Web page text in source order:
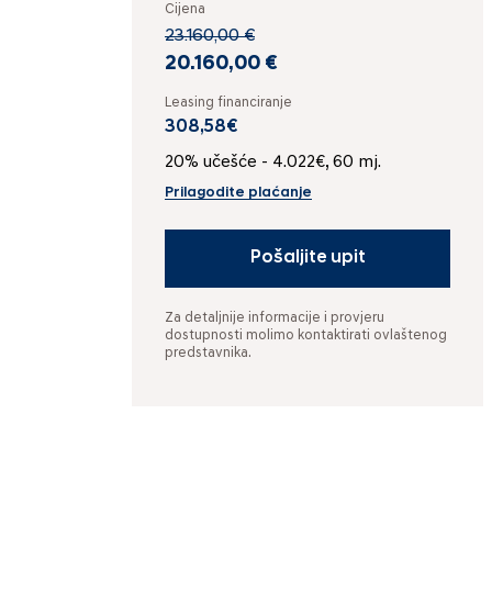
Cijena
23.160,00 €
20.160,00 €
Leasing financiranje
308,58€
20% učešće - 4.022€, 60 mj.
Prilagodite plaćanje
Pošaljite upit
Za detaljnije informacije i provjeru
dostupnosti molimo kontaktirati ovlaštenog
predstavnika.